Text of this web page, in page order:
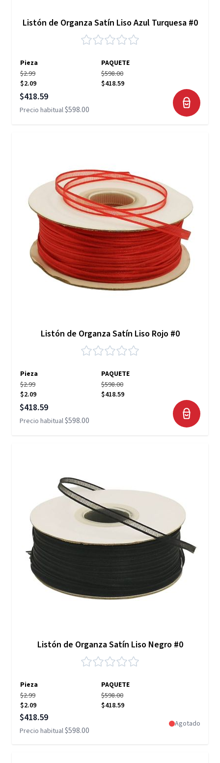
Listón de Organza Satín Liso Azul Turquesa #0
Pieza
PAQUETE
$2.99
$2.09
$598.00
$418.59
Precio especial
$418.59
Precio habitual$598.00
Listón de Organza Satín Liso Rojo #0
Pieza
PAQUETE
$2.99
$2.09
$598.00
$418.59
Precio especial
$418.59
Precio habitual$598.00
Listón de Organza Satín Liso Negro #0
Pieza
PAQUETE
$2.99
$2.09
$598.00
$418.59
Precio especial
$418.59
Precio habitual$598.00
Agotado